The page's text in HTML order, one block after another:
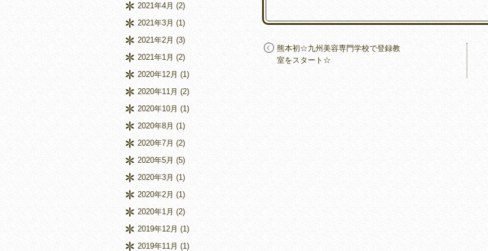
熊本初☆九州美容専門学校で登録教
室をスタート☆
2021年4月 (2)
2021年3月 (1)
2021年2月 (3)
2021年1月 (2)
2020年12月 (1)
2020年11月 (2)
2020年10月 (1)
2020年8月 (1)
2020年7月 (2)
2020年5月 (5)
2020年3月 (1)
2020年2月 (1)
2020年1月 (2)
2019年12月 (1)
2019年11月 (1)